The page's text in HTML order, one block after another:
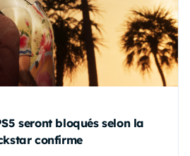
seront bloqués selon la
confirme